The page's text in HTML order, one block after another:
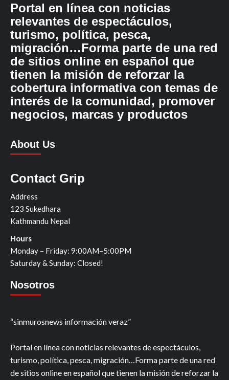
Portal en línea con noticias
relevantes de espectáculos,
turismo, política, pesca,
migración…Forma parte de una red
de sitios online en español que
tienen la misión de reforzar la
cobertura informativa con temas de
interés de la comunidad, promover
negocios, marcas y productos
About Us
Contact Grip
Address
123 Sukedhara
Kathmandu Nepal
Hours
Monday – Friday: 9:00AM–5:00PM
Saturday & Sunday: Closed!
Nosotros
“sinmurosnews información veraz”
Portal en línea con noticias relevantes de espectáculos,
turismo, política, pesca, migración…Forma parte de una red
de sitios online en español que tienen la misión de reforzar la